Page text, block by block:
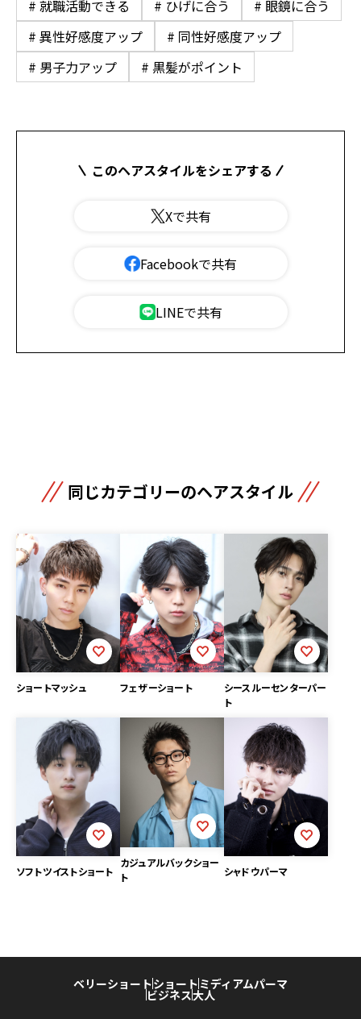
# 就職活動できる
# ひげに合う
# 眼鏡に合う
# 異性好感度アップ
# 同性好感度アップ
# 男子力アップ
# 黒髪がポイント
このヘアスタイルをシェアする
Xで共有
Facebookで共有
LINEで共有
同じカテゴリーのヘアスタイル
ショートマッシュ フェザーショート
シースルーセンターパー
ト
ソフトツイストショート
カジュアルバックショー
ト
シャドウパーマ
ベリーショートショート ミディアムパーマ
ビジネス大人